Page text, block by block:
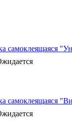
самоклеящаяся
самоклеящаяся